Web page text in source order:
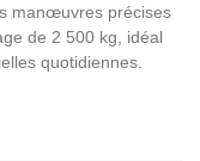
manœuvres précises
de 2 500 kg, idéal
quotidiennes.